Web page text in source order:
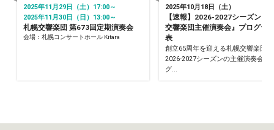
2025年11月29日（土）17:00～
2025年11月30日（日）13:00～
札幌交響楽団 第673回定期演奏会
会場：札幌コンサートホール Kitara
2025年10月18日（土）
【速報】2026-2027シーズン『
交響楽団主催演奏会』プログラ
表
創立65周年を迎える札幌交響楽団の
2026-2027シーズンの主催演奏会の
グ...